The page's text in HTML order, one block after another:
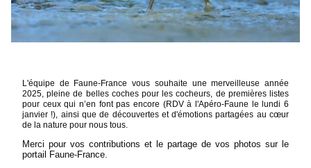
L'équipe de Faune-France vous souhaite une merveilleuse année
2025, pleine de belles coches pour les cocheurs, de premières listes
pour ceux qui n’en font pas encore (RDV à l'Apéro-Faune le lundi 6
janvier !), ainsi que de découvertes et d'émotions partagées au cœur
de la nature pour nous tous.
Merci pour vos contributions et le partage de vos photos sur le
portail Faune-France.